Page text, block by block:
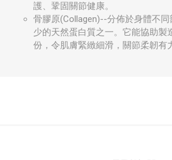
護、鞏固關節健康。
骨膠原(Collagen)--分佈於身體不
少的天然蛋白質之一。它能協助製
份，令肌膚緊緻細滑，關節柔韌有